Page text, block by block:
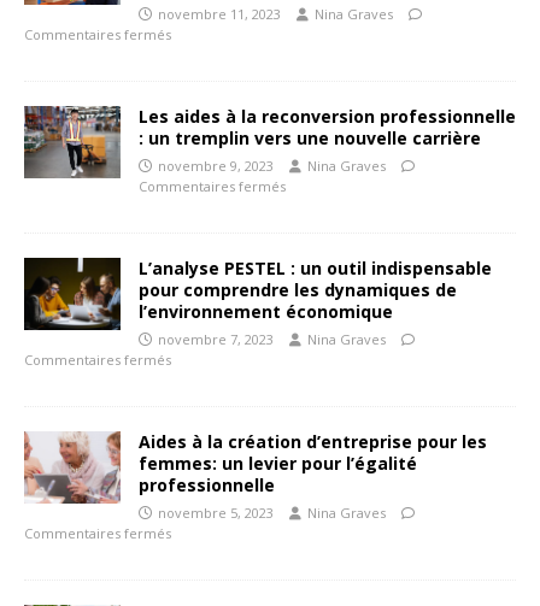
novembre 11, 2023
Nina Graves
Commentaires fermés
Les aides à la reconversion professionnelle
: un tremplin vers une nouvelle carrière
novembre 9, 2023
Nina Graves
Commentaires fermés
L’analyse PESTEL : un outil indispensable
pour comprendre les dynamiques de
l’environnement économique
novembre 7, 2023
Nina Graves
Commentaires fermés
Aides à la création d’entreprise pour les
femmes: un levier pour l’égalité
professionnelle
novembre 5, 2023
Nina Graves
Commentaires fermés